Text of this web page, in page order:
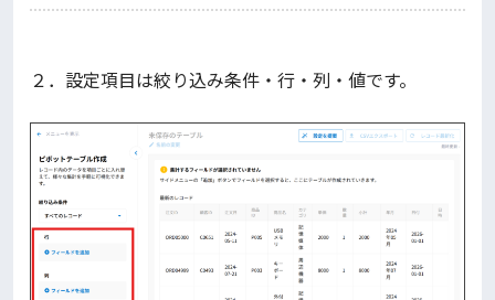
２．設定項目は絞り込み条件・行・列・値です。